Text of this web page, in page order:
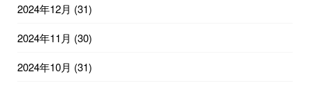
2024年12月 (31)
2024年11月 (30)
2024年10月 (31)